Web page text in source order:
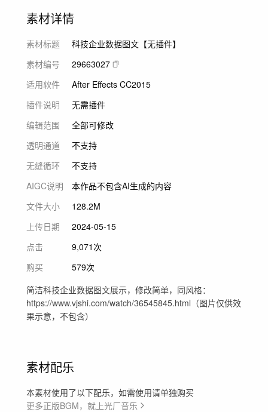
素材详情
素材标题
科技企业数据图文【无插件】
素材编号
29663027
适用软件
After Effects CC2015
插件说明
无需插件
编辑范围
全部可修改
透明通道
不支持
无缝循环
不支持
AIGC说明
本作品不包含AI生成的内容
文件大小
128.2M
上传日期
2024-05-15
点击
9,071次
购买
579次
简洁科技企业数据图文展示，修改简单，同风格：
https://www.vjshi.com/watch/36545845.html（图片仅供效
果示意，不包含）
素材配乐
本素材使用了以下配乐，如需使用请单独购买
更多正版BGM，就上光厂音乐